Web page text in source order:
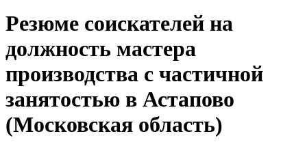
Резюме соискателей на
должность мастера
производства с частичной
занятостью в Астапово
(Московская область)